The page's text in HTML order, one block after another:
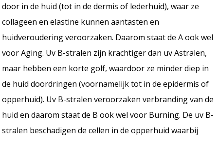
door in de huid (tot in de dermis of lederhuid), waar ze
collageen en elastine kunnen aantasten en
huidveroudering veroorzaken. Daarom staat de A ook wel
voor Aging. Uv B-stralen zijn krachtiger dan uv Astralen,
maar hebben een korte golf, waardoor ze minder diep in
de huid doordringen (voornamelijk tot in de epidermis of
opperhuid). Uv B-stralen veroorzaken verbranding van de
huid en daarom staat de B ook wel voor Burning. De uv B-
stralen beschadigen de cellen in de opperhuid waarbij